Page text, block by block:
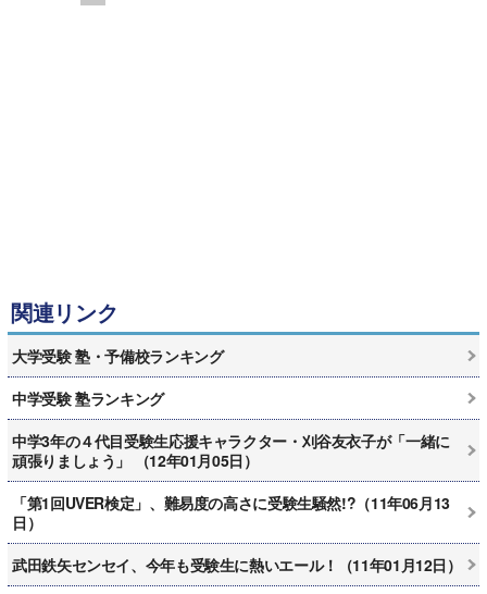
関連リンク
大学受験 塾・予備校ランキング
中学受験 塾ランキング
中学3年の４代目受験生応援キャラクター・刈谷友衣子が「一緒に
頑張りましょう」 （12年01月05日）
「第1回UVER検定」、難易度の高さに受験生騒然!?（11年06月13
日）
武田鉄矢センセイ、今年も受験生に熱いエール！（11年01月12日）